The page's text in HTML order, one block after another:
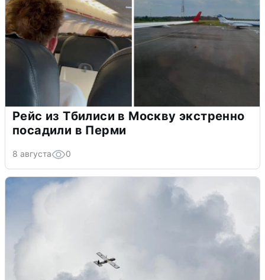
Рейс из Тбилиси в Москву экстренно
посадили в Перми
8 августа 0